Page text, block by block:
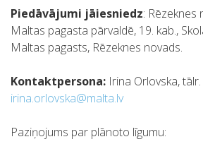
Piedāvājumi jāiesniedz: Rēzeknes
Maltas pagasta pārvaldē, 19. kab.,
Maltas pagasts, Rēzeknes novads.
Kontaktpersona: Irina Orlovska,
irina.orlovska@malta.lv
Paziņojums par plānoto līgumu: